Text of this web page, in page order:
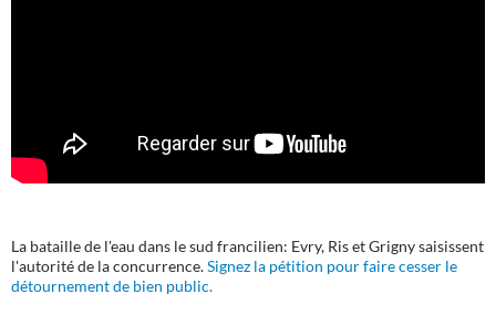
La bataille de l'eau dans le sud francilien: Evry, Ris et Grigny saisissent
l'autorité de la concurrence.Signez la pétition pour faire cesser le
détournement de bien public.